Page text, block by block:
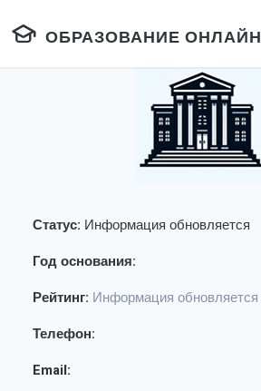
ОБРАЗОВАНИЕ ОНЛАЙН
Статус: Информация обновляется
Год основания:
Рейтинг: Информация обновляется
Телефон:
Email: